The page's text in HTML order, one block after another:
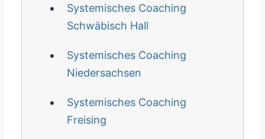
Systemisches Coaching
Schwäbisch Hall
Systemisches Coaching
Niedersachsen
Systemisches Coaching
Freising